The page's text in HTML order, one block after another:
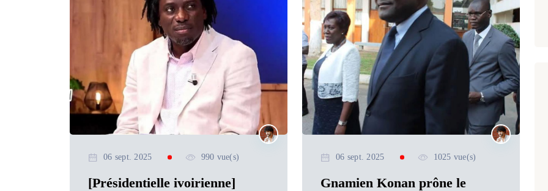
06 sept. 2025 990 vue(s)
[Présidentielle ivoirienne]
06 sept. 2025 1025 vue(s)
Gnamien Konan prône le